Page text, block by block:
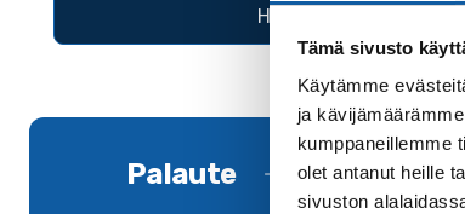
Tämä sivusto
Käytämme
ja
kumppaneillemme
olet antanut heille
sivuston
Palaute